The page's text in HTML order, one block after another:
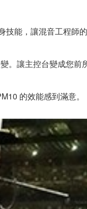
技能，讓混音工程師
。讓主控台變成您前
的效能感到滿意。